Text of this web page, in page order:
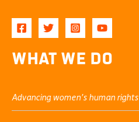
What We Do
Advancing women’s human rights